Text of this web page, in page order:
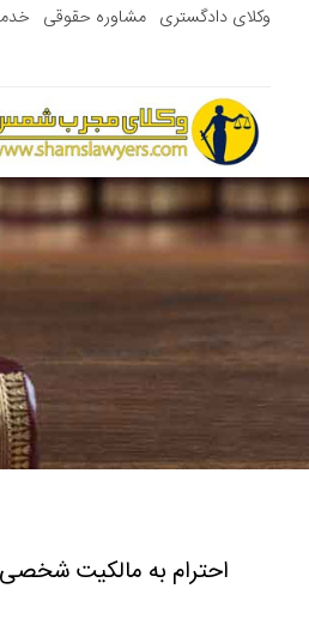
وکلای دادگستری مشاوره حقوقی
احترام به مالکیت شخصی